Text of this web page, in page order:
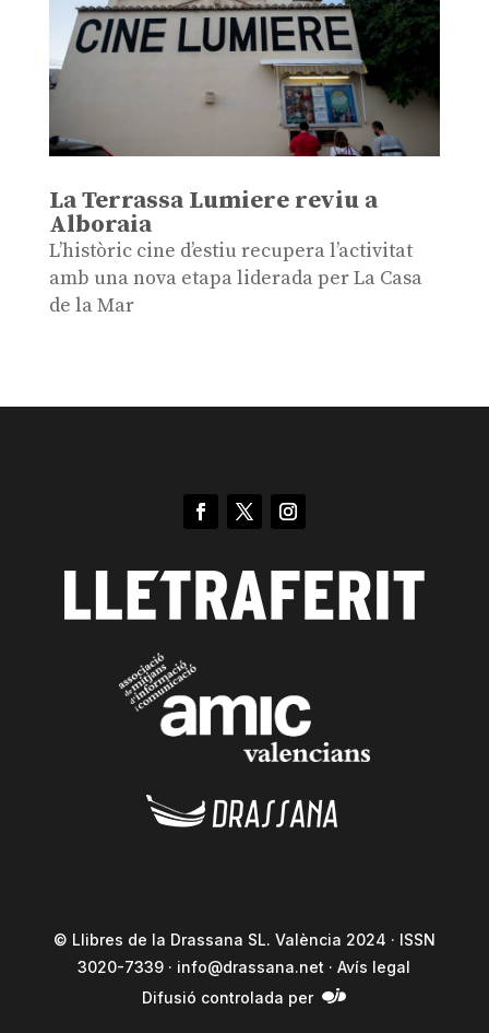
La Terrassa Lumiere reviu a
Alboraia
L’històric cine d’estiu recupera l’activitat
amb una nova etapa liderada per La Casa
de la Mar
© Llibres de la Drassana SL. València 2024 · ISSN
3020-7339 · info@drassana.net ·Avís legal
Difusió controlada per